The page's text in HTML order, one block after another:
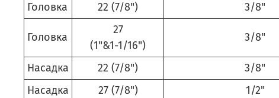
Головка
22 (7/8") 3/8"
Головка
27
(1"&1-1/16")
3/8"
Насадка 22 (7/8") 3/8"
Насадка
27 (7/8") 1/2"